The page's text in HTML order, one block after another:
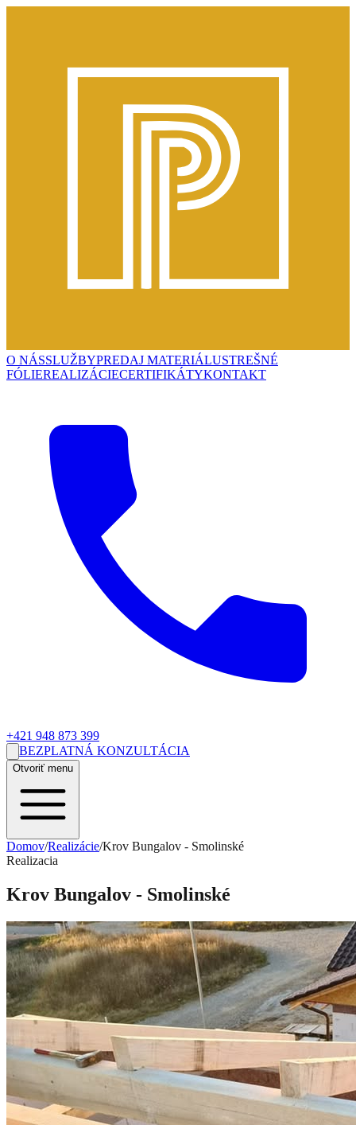
O NÁSSLUŽBYPREDAJ MATERIÁLUSTREŠNÉ
FÓLIEREALIZÁCIECERTIFIKÁTYKONTAKT
+421 948 873 399
BEZPLATNÁ KONZULTÁCIA
Otvoriť menu
Domov/Realizácie/Krov Bungalov - Smolinské
Realizacia
Krov Bungalov - Smolinské